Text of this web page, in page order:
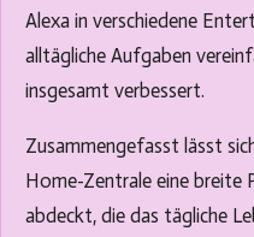
Alexa in verschiedene
alltägliche Aufgaben
insgesamt verbessert.
Zusammengefasst lässt
Home-Zentrale eine breite
abdeckt, die das tägliche